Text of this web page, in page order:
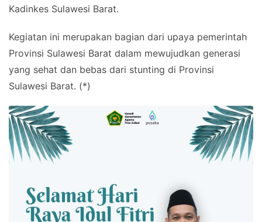
Kadinkes Sulawesi Barat.
Kegiatan ini merupakan bagian dari upaya pemerintah
Provinsi Sulawesi Barat dalam mewujudkan generasi
yang sehat dan bebas dari stunting di Provinsi
Sulawesi Barat. (*)